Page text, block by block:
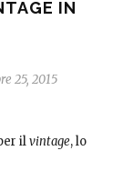
IN
25, 2015
ilvintage, lo